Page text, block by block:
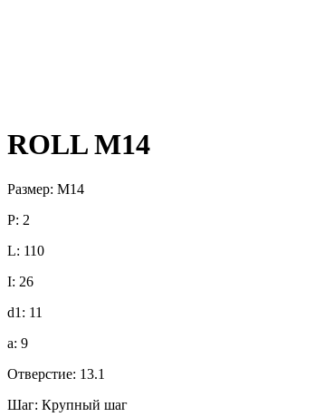
ROLL M14
Размер: M14
P: 2
L: 110
I: 26
d1: 11
a: 9
Отверстие: 13.1
Шаг: Крупный шаг